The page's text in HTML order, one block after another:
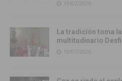
19/07/2026
La tradición toma
multitudinario
19/07/2026